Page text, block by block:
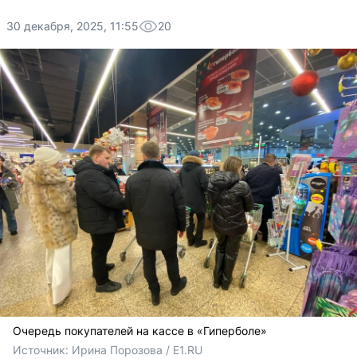
30 декабря, 2025, 11:55 20
Очередь покупателей на кассе в «Гиперболе»
Источник: Ирина Порозова / E1.RU